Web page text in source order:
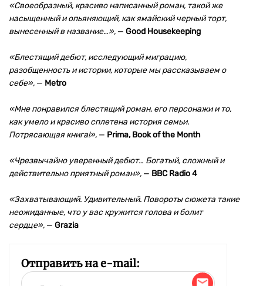
«Своеобразный, красиво написанный роман, такой же
насыщенный и опьяняющий, как ямайский черный торт,
вынесенный в название…», — Good Housekeeping
«Блестящий дебют, исследующий миграцию,
разобщенность и истории, которые мы рассказываем о
себе», — Metro
«Мне понравился блестящий роман, его персонажи и то,
как умело и красиво сплетена история семьи.
Потрясающая книга!», — Prima, Book of the Month
«Чрезвычайно уверенный дебют… Богатый, сложный и
действительно приятный роман», — BBC Radio 4
«Захватывающий. Удивительный. Повороты сюжета такие
неожиданные, что у вас кружится голова и болит
сердце», — Grazia
Отправить на e-mail: